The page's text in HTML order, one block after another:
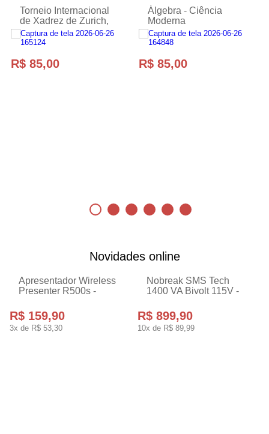
Torneio Internacional
de Xadrez de Zurich,
1953 - Vol 1 - Ciência
Moderna
R$ 85,00
Álgebra - Ciência
Moderna
R$ 85,00
Novidades online
Apresentador Wireless
Presenter R500s -
R$ 159,90
3x de R$ 53,30
Nobreak SMS Tech
1400 VA Bivolt 115V -
R$ 899,90
10x de R$ 89,99